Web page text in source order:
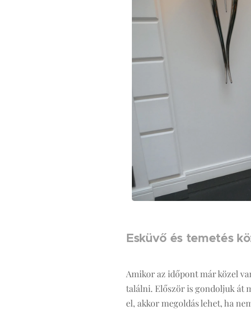
Esküvő és temetés
Amikor az időpont már közel
találni. Először is gondoljuk át
el, akkor megoldás lehet, ha